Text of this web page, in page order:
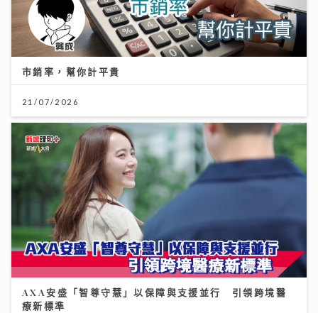
市銷率，幫你計平貴
21/07/2026
AXA安盛「智尊守慧」以保障與支援並行 引領跨境醫
療新標準